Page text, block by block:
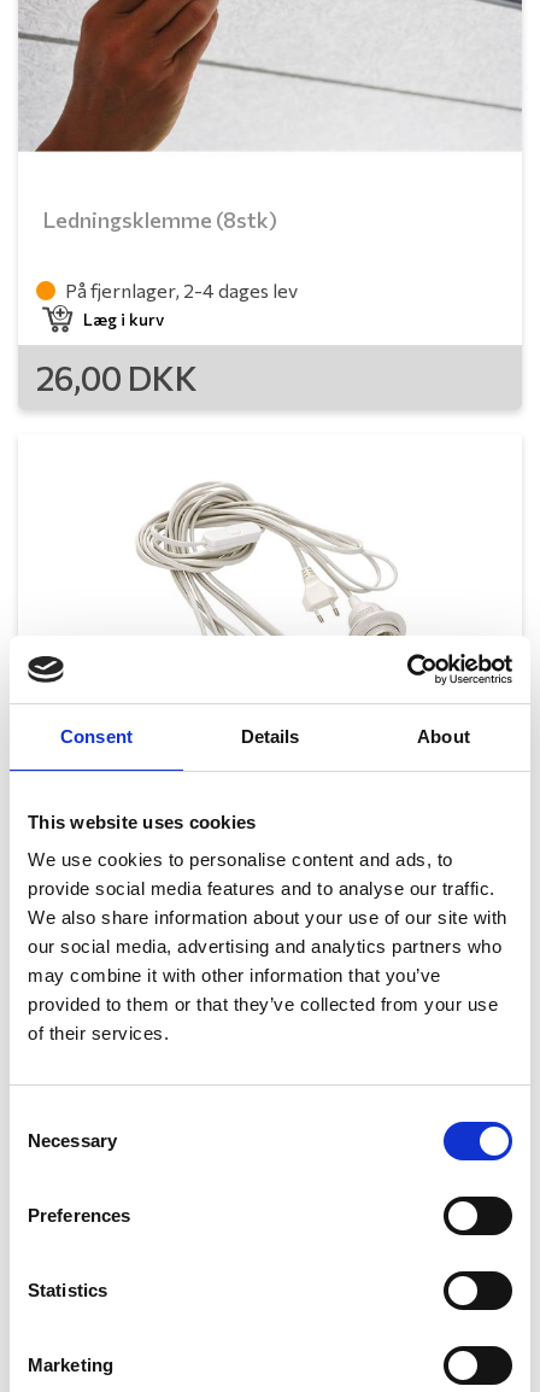
Consent Details About
This website uses cookies
We use cookies to personalise content and ads, to
provide social media features and to analyse our traffic.
We also share information about your use of our site with
our social media, advertising and analytics partners who
may combine it with other information that you’ve
provided to them or that they’ve collected from your use
of their services.
Selection
Necessary
Preferences
Statistics
Marketing
Ledningsklemme (8stk)
På fjernlager, 2-4 dages lev
Læg i kurv
26,00 DKK
Isabella - Lampeledning med lysdæmper 7m
På fjernlager, 2-4 dages lev
Læg i kurv
299,00DKK